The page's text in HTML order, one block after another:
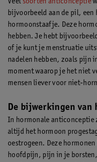
bijvoorbeeld aan de pil,
hormoonstaafje. Deze
hebben. Je hebt
of je kunt je menstruatie
nadelen hebben, zoals pijn
moment waarop je het niet
mensen liever voor niet-
De bijwerkingen van
In hormonale anticonceptie
altijd het hormoon
oestrogeen. Deze
hoofdpijn, pijn in je